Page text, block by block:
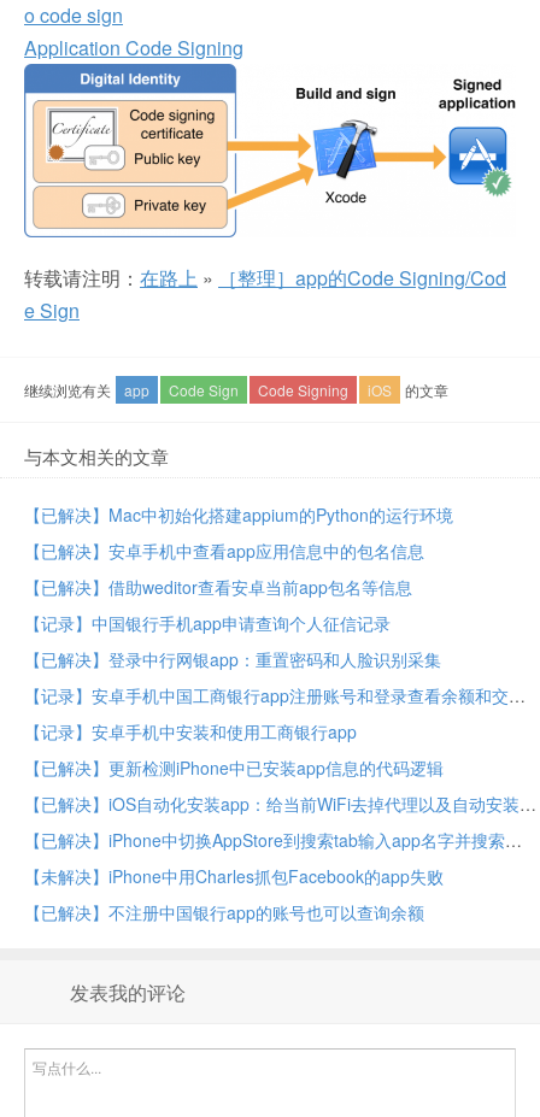
o code sign
Application Code Signing
转载请注明： 在路上 »
［整理］app的Code Signing/Cod
e Sign
继续浏览有关 app Code Sign Code Signing iOS 的文章
与本文相关的文章
【已解决】Mac中初始化搭建appium的Python的运行环境
【已解决】安卓手机中查看app应用信息中的包名信息
【已解决】借助weditor查看安卓当前app包名等信息
【记录】中国银行手机app申请查询个人征信记录
【已解决】登录中行网银app：重置密码和人脸识别采集
【记录】安卓手机中国工商银行app注册账号和登录查看余额和交易明细
【记录】安卓手机中安装和使用工商银行app
【已解决】更新检测iPhone中已安装app信息的代码逻辑
【已解决】iOS自动化安装app：给当前WiFi去掉代理以及自动安装app后再恢复之前代理
【已解决】iPhone中切换AppStore到搜索tab输入app名字并搜索
【未解决】iPhone中用Charles抓包Facebook的app失败
【已解决】不注册中国银行app的账号也可以查询余额
发表我的评论